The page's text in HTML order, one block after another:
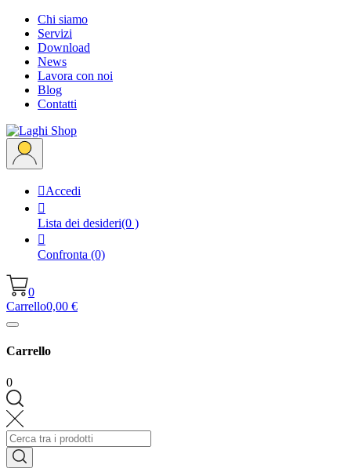
Chi siamo
Servizi
Download
News
Lavora con noi
Blog
Contatti
Accedi

Lista dei desideri(0 )

Confronta (0)
0
Carrello0,00 €
Carrello
0